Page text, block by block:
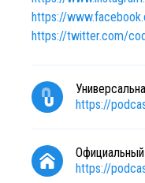
https://
https://twitter.com/
https://
https://